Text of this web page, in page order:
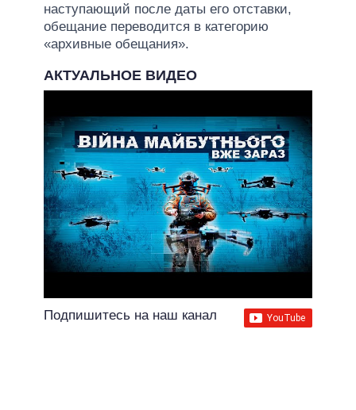
наступающий после даты его отставки,
обещание переводится в категорию
«архивные обещания».
АКТУАЛЬНОЕ ВИДЕО
Подпишитесь на наш канал